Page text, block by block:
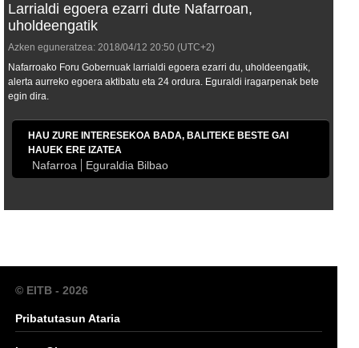
Larrialdi egoera ezarri dute Nafarroan,
uholdeengatik
Azken eguneratzea: 2018/04/12 20:50 (UTC+2)
Nafarroako Foru Gobernuak larrialdi egoera ezarri du, uholdeengatik,
alerta aurreko egoera aktibatu eta 24 ordura. Eguraldi iragarpenak bete
egin dira.
HAU ZURE INTERESEKOA BADA, BALITEKE BESTE GAI
HAUEK ERE IZATEA
Nafarroa Eguraldia Bilbao
© EITB - 2026
Pribatutasun Ataria